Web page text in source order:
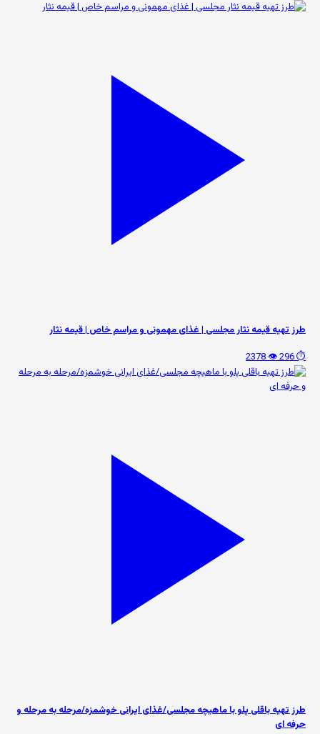
طرز تهیه قیمه نثار مجلسی | غذای مهمونی و مراسم خاص | قیمه نثار
⏱️ 296
👁️ 2378
طرز تهیه باقلی پلو با ماهیچه مجلسی/غذای ایرانی خوشمزه/مرحله به مرحله و
حرفه ای